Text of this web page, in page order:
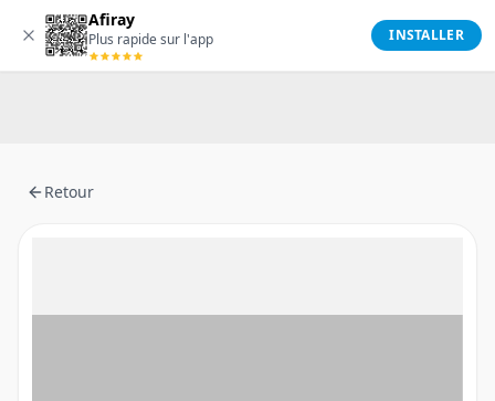
Afiray
Plus rapide sur l'app INSTALLER
Afiray
Retour